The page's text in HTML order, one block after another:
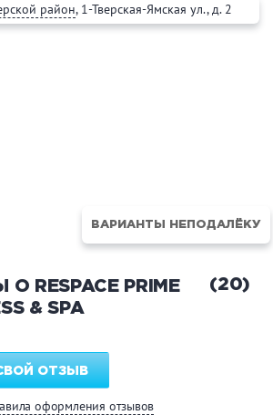
ВАРИАНТЫ НЕПОДАЛЁКУ
район, 1-Тверская-Ямская ул., д. 2
RESPACE PRIME
& SPA
(20)
ОТЗЫВ
оформления отзывов